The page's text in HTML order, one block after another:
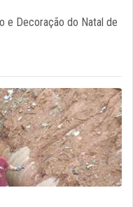
e Decoração do Natal de